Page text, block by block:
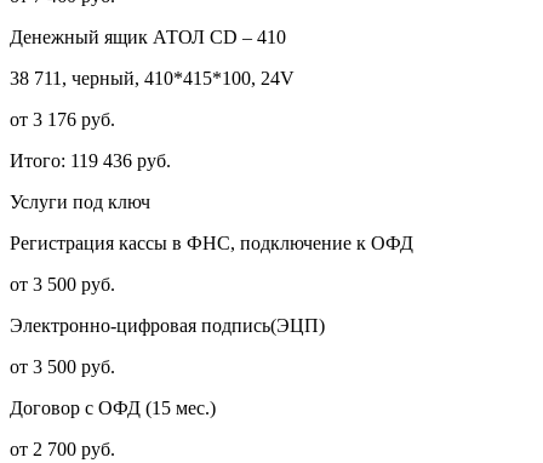
Денежный ящик АТОЛ CD – 410
38 711, черный, 410*415*100, 24V
от 3 176 руб.
Итого: 119 436 руб.
Услуги под ключ
Регистрация кассы в ФНС, подключение к ОФД
от 3 500 руб.
Электронно-цифровая подпись(ЭЦП)
от 3 500 руб.
Договор с ОФД (15 мес.)
от 2 700 руб.